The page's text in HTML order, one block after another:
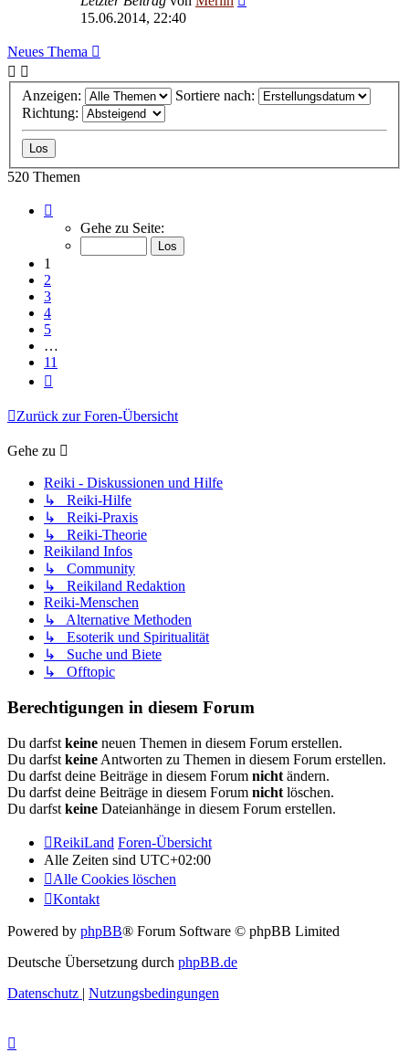
15.06.2014, 22:40
Neues Thema
Anzeigen:
Sortiere nach:
Richtung:
520 Themen
von
Gehe zu Seite:
1
2
3
4
5
…
11
Zurück zur Foren-Übersicht
Gehe zu
Reiki - Diskussionen und Hilfe
↳ Reiki-Hilfe
↳ Reiki-Praxis
↳ Reiki-Theorie
Reikiland Infos
↳ Community
↳ Reikiland Redaktion
Reiki-Menschen
↳ Alternative Methoden
↳ Esoterik und Spiritualität
↳ Suche und Biete
↳ Offtopic
Berechtigungen in diesem Forum
Du darfst keine neuen Themen in diesem Forum erstellen.
Du darfst keine Antworten zu Themen in diesem Forum erstellen.
Du darfst deine Beiträge in diesem Forum nicht ändern.
Du darfst deine Beiträge in diesem Forum nicht löschen.
Du darfst keine Dateianhänge in diesem Forum erstellen.
ReikiLand Foren-Übersicht
Alle Zeiten sind UTC+02:00
Alle Cookies löschen
Kontakt
Powered by phpBB® Forum Software © phpBB Limited
Deutsche Übersetzung durch phpBB.de
Datenschutz | Nutzungsbedingungen